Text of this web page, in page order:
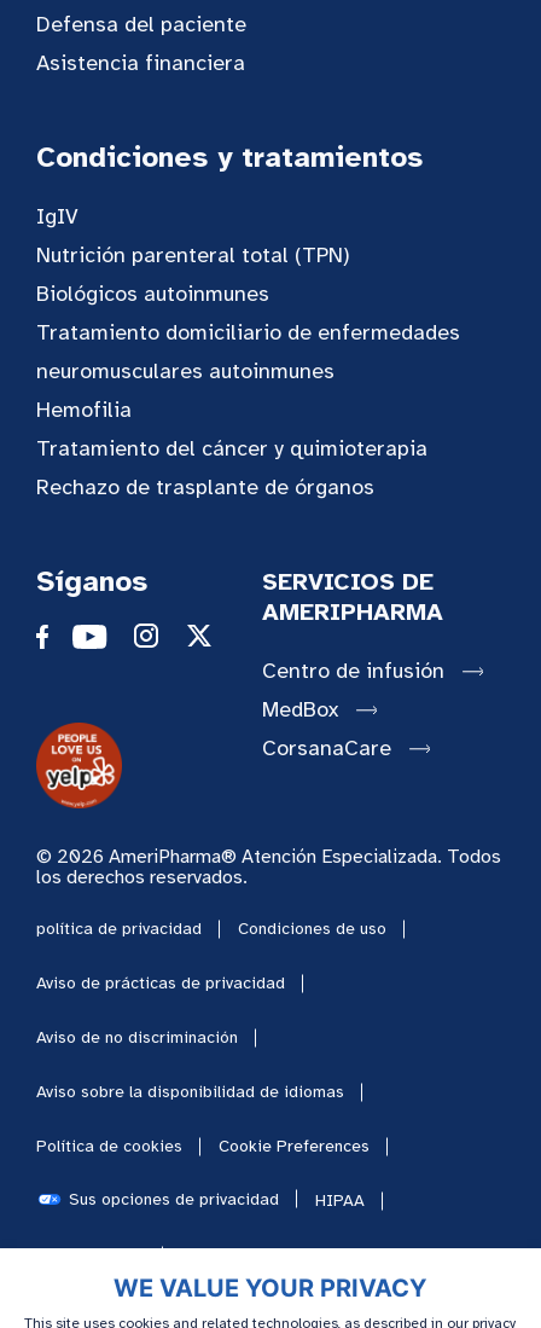
WE VALUE YOUR PRIVACY
This site uses cookies and related technologies, as described in our privacy
Defensa del paciente
Asistencia financiera
Condiciones y tratamientos
IgIV
Nutrición parenteral total (TPN)
Biológicos autoinmunes
Tratamiento domiciliario de enfermedades
neuromusculares autoinmunes
Hemofilia
Tratamiento del cáncer y quimioterapia
Rechazo de trasplante de órganos
Síganos
SERVICIOS DE
AMERIPHARMA
Centro de infusión
MedBox
CorsanaCare
© 2026 AmeriPharma® Atención Especializada. Todos
los derechos reservados.
política de privacidad Condiciones de uso
Aviso de prácticas de privacidad
Aviso de no discriminación
Aviso sobre la disponibilidad de idiomas
Política de cookies Cookie Preferences
Sus opciones de privacidad HIPAA
Mapa del sitio Carreras